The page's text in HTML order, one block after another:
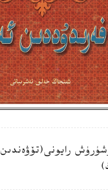
رايونى(تۆۋەندىن